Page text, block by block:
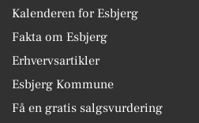
Kalenderen for Esbjerg
Fakta om Esbjerg
Erhvervsartikler
Esbjerg Kommune
Få en gratis salgsvurdering